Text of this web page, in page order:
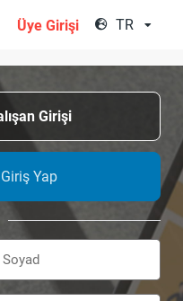
Üye Girişi TR
Girişi
Yap